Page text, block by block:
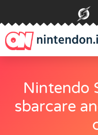
Nintendo
sbarcare